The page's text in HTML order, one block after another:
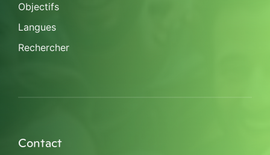
Objectifs
Langues
Rechercher
Contact